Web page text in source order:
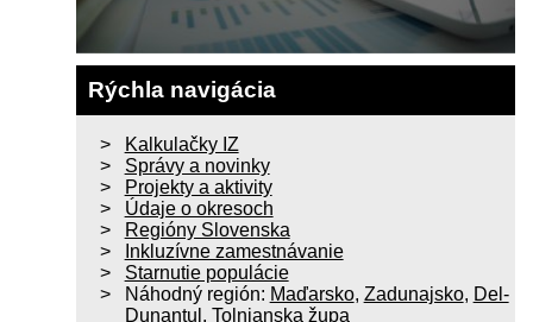
Rýchla navigácia
Kalkulačky IZ
Správy a novinky
Projekty a aktivity
Údaje o okresoch
Regióny Slovenska
Inkluzívne zamestnávanie
Starnutie populácie
Náhodný región: Maďarsko, Zadunajsko, Del-
Dunantul , Tolnianska župa